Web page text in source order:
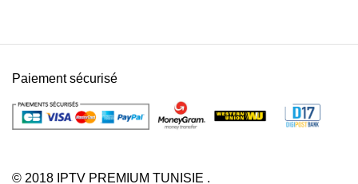
© 2018 IPTV PREMIUM TUNISIE .
Paiement sécurisé